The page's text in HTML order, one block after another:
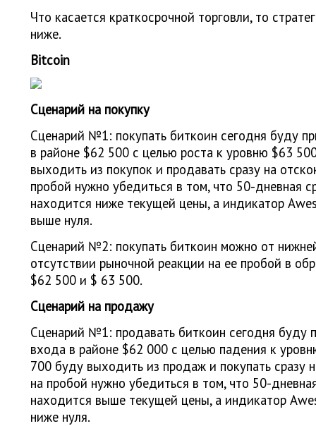
Что касается краткосрочной торговли, то
ниже.
Bitcoin
Сценарий на покупку
Сценарий №1: покупать биткоин сегодня буду
в районе $62 500 с целью роста к уровню $63
выходить из покупок и продавать сразу на
пробой нужно убедиться в том, что 50-дневная
находится ниже текущей цены, а индикатор
выше нуля.
Сценарий №2: покупать биткоин можно от
отсутствии рыночной реакции на ее пробой в
$62 500 и $ 63 500.
Сценарий на продажу
Сценарий №1: продавать биткоин сегодня буду
входа в районе $62 000 с целью падения к
700 буду выходить из продаж и покупать сразу
на пробой нужно убедиться в том, что 50-
находится выше текущей цены, а индикатор
ниже нуля.